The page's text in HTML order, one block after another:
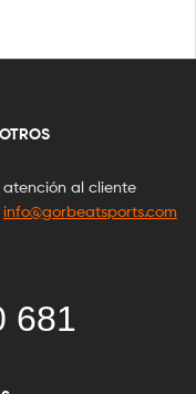
al cliente
info@gorbeatsports.com
681